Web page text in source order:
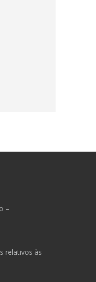
–
relativos às